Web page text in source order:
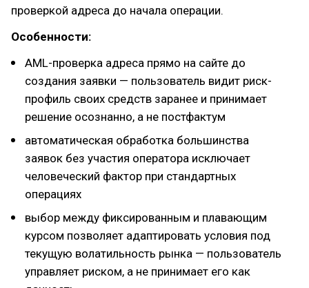
проверкой адреса до начала операции.
Особенности:
AML-проверка адреса прямо на сайте до
создания заявки — пользователь видит риск-
профиль своих средств заранее и принимает
решение осознанно, а не постфактум
автоматическая обработка большинства
заявок без участия оператора исключает
человеческий фактор при стандартных
операциях
выбор между фиксированным и плавающим
курсом позволяет адаптировать условия под
текущую волатильность рынка — пользователь
управляет риском, а не принимает его как